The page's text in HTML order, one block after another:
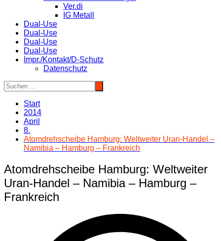
Ver.di
IG Metall
Dual-Use
Dual-Use
Dual-Use
Dual-Use
Impr./Kontakt/D-Schutz
Datenschutz
Start
2014
April
8.
Atomdrehscheibe Hamburg: Weltweiter Uran-Handel –
Namibia – Hamburg – Frankreich
Atomdrehscheibe Hamburg: Weltweiter
Uran-Handel – Namibia – Hamburg –
Frankreich